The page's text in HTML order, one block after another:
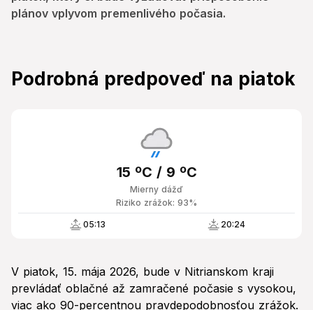
plánov vplyvom premenlivého počasia.
Podrobná predpoveď na piatok
Mierny dážď
15 ºC / 9 ºC
Riziko zrážok: 93%
05:13 20:24
V piatok, 15. mája 2026, bude v Nitrianskom kraji
prevládať oblačné až zamračené počasie s vysokou,
viac ako 90-percentnou pravdepodobnosťou zrážok.